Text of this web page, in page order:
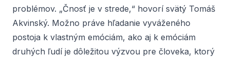
problémov. „Čnosť je v strede,“ hovorí svätý Tomáš
Akvinský. Možno práve hľadanie vyváženého
postoja k vlastným emóciám, ako aj k emóciám
druhých ľudí je dôležitou výzvou pre človeka, ktorý